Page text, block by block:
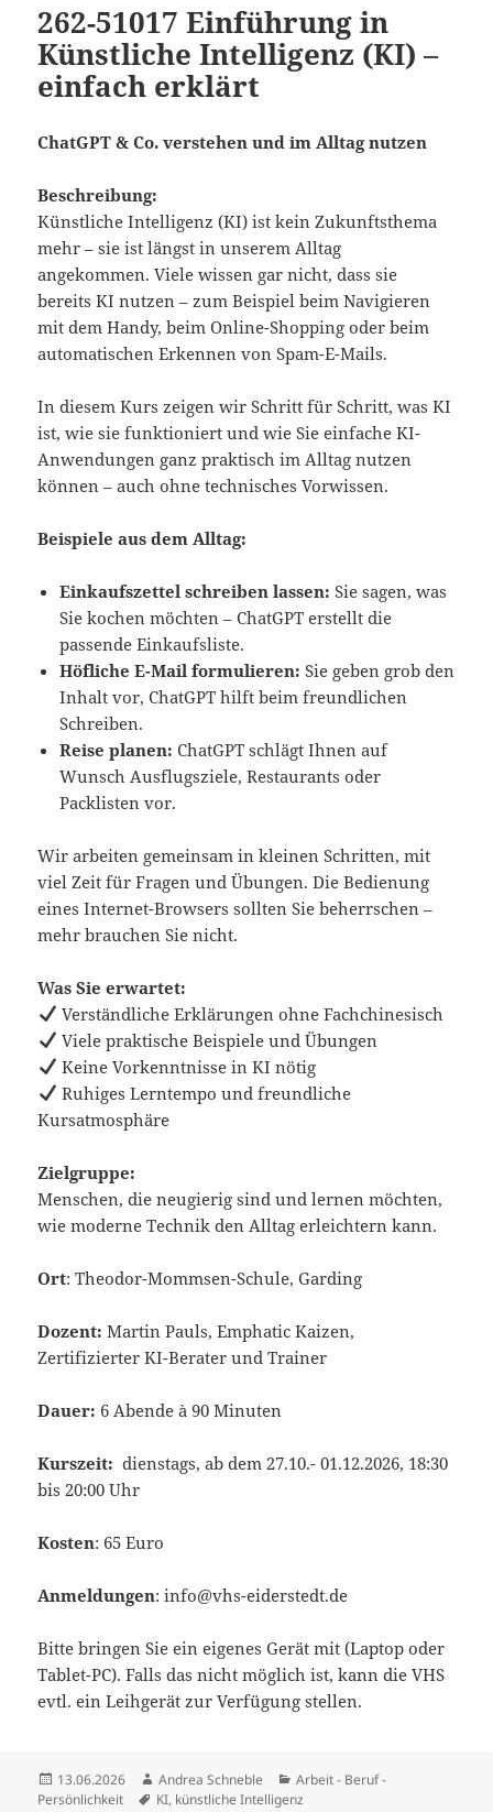
262-51017 Einführung in
Künstliche Intelligenz (KI) –
einfach erklärt
ChatGPT & Co. verstehen und im Alltag nutzen
Beschreibung:
Künstliche Intelligenz (KI) ist kein Zukunftsthema
mehr – sie ist längst in unserem Alltag
angekommen. Viele wissen gar nicht, dass sie
bereits KI nutzen – zum Beispiel beim Navigieren
mit dem Handy, beim Online-Shopping oder beim
automatischen Erkennen von Spam-E-Mails.
In diesem Kurs zeigen wir Schritt für Schritt, was KI
ist, wie sie funktioniert und wie Sie einfache KI-
Anwendungen ganz praktisch im Alltag nutzen
können – auch ohne technisches Vorwissen.
Beispiele aus dem Alltag:
Einkaufszettel schreiben lassen: Sie sagen, was
Sie kochen möchten – ChatGPT erstellt die
passende Einkaufsliste.
Höfliche E-Mail formulieren: Sie geben grob den
Inhalt vor, ChatGPT hilft beim freundlichen
Schreiben.
Reise planen: ChatGPT schlägt Ihnen auf
Wunsch Ausflugsziele, Restaurants oder
Packlisten vor.
Wir arbeiten gemeinsam in kleinen Schritten, mit
viel Zeit für Fragen und Übungen. Die Bedienung
eines Internet-Browsers sollten Sie beherrschen –
mehr brauchen Sie nicht.
Was Sie erwartet:
Verständliche Erklärungen ohne Fachchinesisch
Viele praktische Beispiele und Übungen
Keine Vorkenntnisse in KI nötig
Ruhiges Lerntempo und freundliche
Kursatmosphäre
Zielgruppe:
Menschen, die neugierig sind und lernen möchten,
wie moderne Technik den Alltag erleichtern kann.
Ort: Theodor-Mommsen-Schule, Garding
Dozent:Martin Pauls, Emphatic Kaizen,
Zertifizierter KI-Berater und Trainer
Dauer: 6 Abende à 90 Minuten
Kurszeit:dienstags, ab dem 27.10.- 01.12.2026, 18:30
bis 20:00 Uhr
Kosten: 65 Euro
Anmeldungen: info@vhs-eiderstedt.de
Bitte bringen Sie ein eigenes Gerät mit (Laptop oder
Tablet-PC). Falls das nicht möglich ist, kann die VHS
evtl. ein Leihgerät zur Verfügung stellen.
Veröffentlicht
am
13.06.2026 Autor
Andrea Schneble Kategorien
Arbeit - Beruf -
Persönlichkeit
Schlagwörter
KI, künstliche Intelligenz